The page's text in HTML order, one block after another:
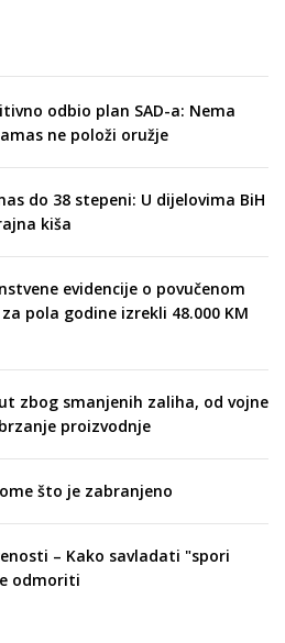
odbio plan SAD-a: Nema
ne položi oružje
do 38 stepeni: U dijelovima BiH
kiša
evidencije o povučenom
pola godine izrekli 48.000 KM
zbog smanjenih zaliha, od vojne
proizvodnje
što je zabranjeno
– Kako savladati "spori
odmoriti